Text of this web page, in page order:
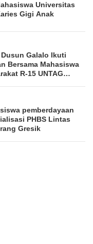
Universitas
Gigi Anak
Dusun Galalo Ikuti
Bersama Mahasiswa
R-15 UNTAG
pemberdayaan
PHBS Lintas
Gresik